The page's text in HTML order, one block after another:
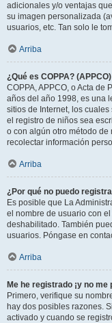
adicionales y/o ventajas
su imagen personalizada
usuarios, etc. Tan solo le
Arriba
¿Qué es COPPA? (APPCO)
COPPA, APPCO, o Acta de
años del año 1998, es una
sitios de Internet, los
el registro de niños sea
o con algún otro método
recolectar información
Arriba
¿Por qué no puedo
Es posible que La
el nombre de usuario con
deshabilitado. También
usuarios. Póngase en
Arriba
Me he registrado ¡y no
Primero, verifique su
hay dos posibles razones.
activado y cuando se